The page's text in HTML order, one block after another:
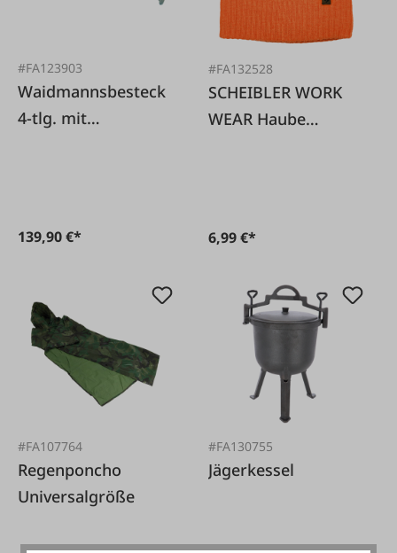
#FA123903
Waidmannsbesteck
4-tlg. mit
139,90 €*
#FA132528
SCHEIBLER WORK
WEAR Haube
6,99 €*
#FA107764
Regenponcho
Universalgröße
#FA130755
Jägerkessel